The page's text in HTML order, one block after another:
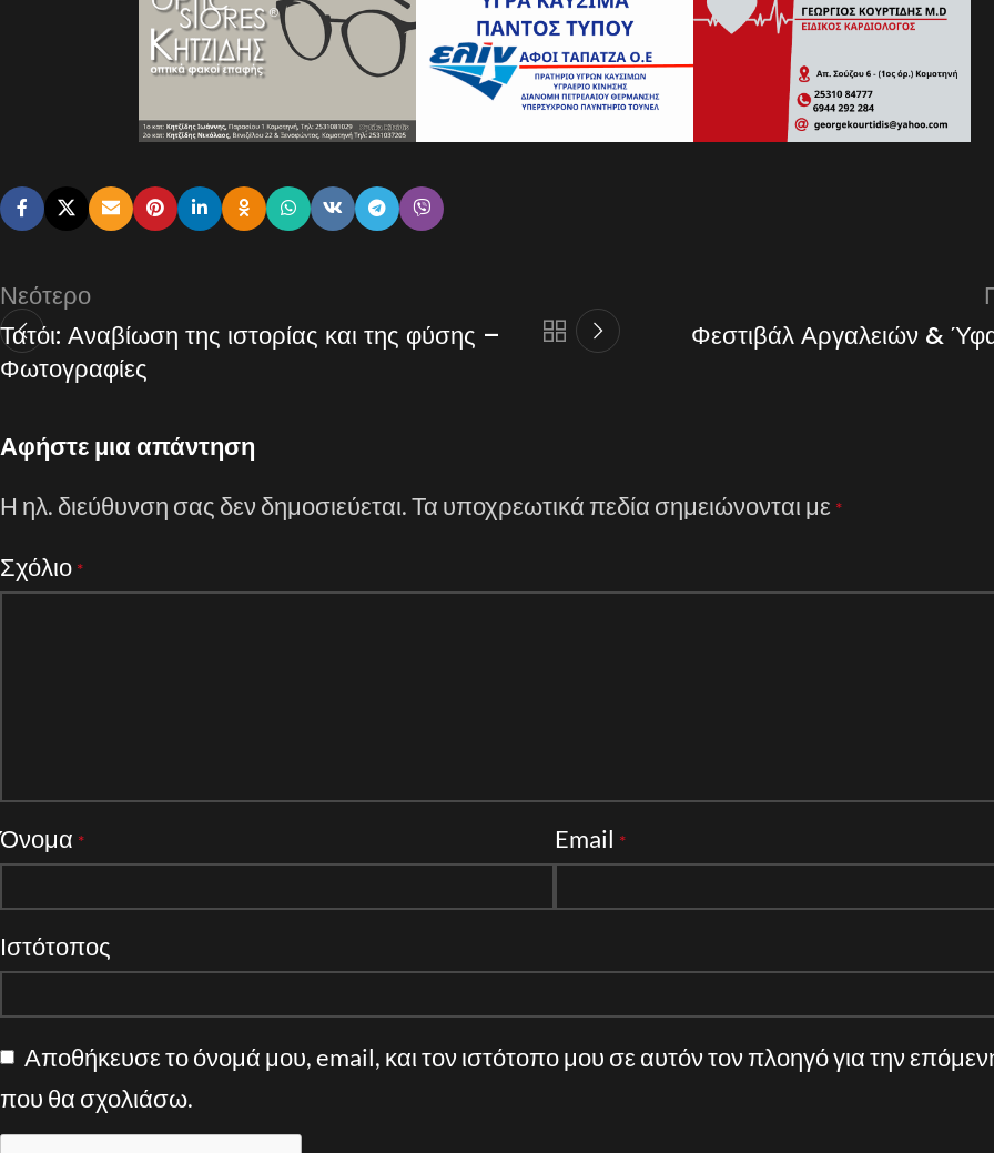
Νεότερο
Τατόι: Αναβίωση της ιστορίας και της φύσης –
Φωτογραφίες
Φεστιβάλ Αργαλειών &
Αφήστε μια απάντηση
Η ηλ. διεύθυνση σας δεν δημοσιεύεται.Τα υποχρεωτικά πεδία σημειώνονται με *
Σχόλιο *
Όνομα * Email *
Ιστότοπος
Αποθήκευσε το όνομά μου, email, και τον ιστότοπο μου σε αυτόν τον πλοηγό για την
που θα σχολιάσω.